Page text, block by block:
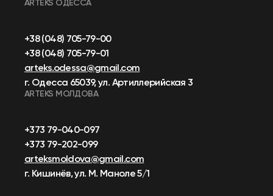
+38 (048) 705-79-00
+38 (048) 705-79-01
arteks.odessa@gmail.com
г. Одесса 65039, ул. Артиллерийская 3
ARTEKS МОЛДОВА
+373 79-040-097
+373 79-202-099
arteksmoldova@gmail.com
г. Кишинёв, ул. М. Маноле 5/1